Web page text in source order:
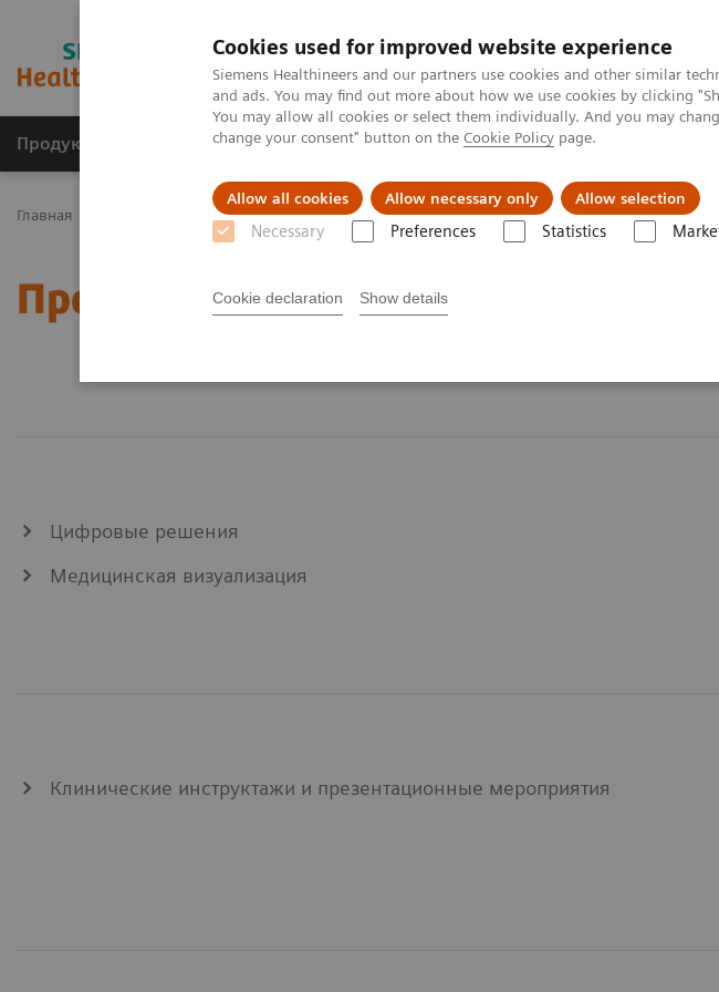
Cookies used for improved website experience
Siemens Healthineers and our partners use cookies and other similar
and ads. You may find out more about how we use cookies by clicking
You may allow all cookies or select them individually. And you may
change your consent" button on the Cookie Policy page.
Allow all cookies Allow necessary only Allow selection
Necessary Preferences Statistics
Cookie declaration Show details
Продукты и решения Клинические направления
Главная Продукты и решения
Продукты и решения
Цифровые решения
Медицинская визуализация
Клинические инструктажи и презентационные мероприятия